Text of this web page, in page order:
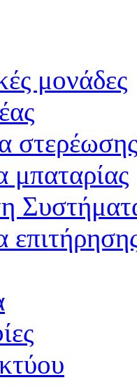
μονάδες
στερέωσης
μπαταρίας